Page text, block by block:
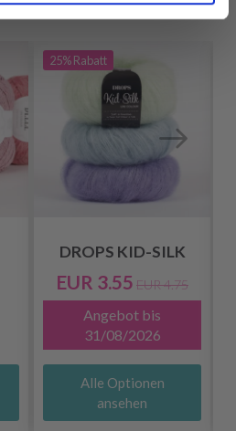
25%Rabatt
DROPS KID-SILK
EUR 3.55 EUR 4.75
Angebot bis
31/08/2026
Alle Optionen
ansehen